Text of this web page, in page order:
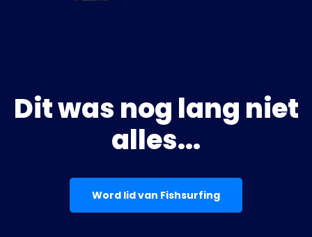
Dit was nog lang niet
alles...
Word lid van Fishsurfing